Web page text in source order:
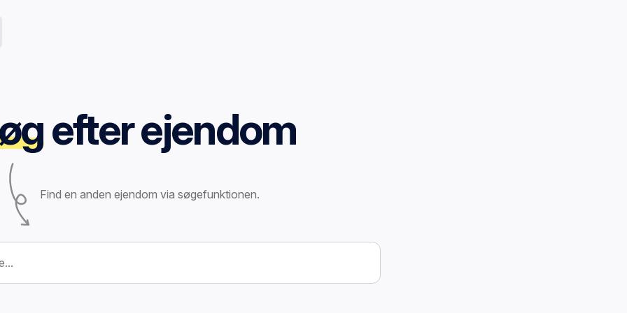
efter ejendom
Find en anden ejendom via søgefunktionen.